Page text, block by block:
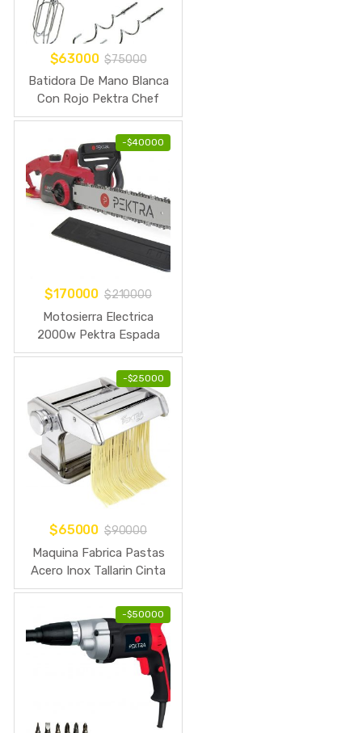
$63000 $75000
Batidora De Mano Blanca
Con Rojo Pektra Chef
220v 300w
-$40000
$170000 $210000
Motosierra Electrica
2000w Pektra Espada
40cm Electrosierra
-$25000
$65000 $90000
Maquina Fabrica Pastas
Acero Inox Tallarin Cinta
Fideos Masa
-$50000